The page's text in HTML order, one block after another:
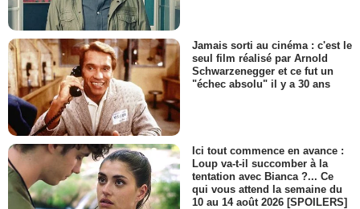
Jamais sorti au cinéma : c'est le
seul film réalisé par Arnold
Schwarzenegger et ce fut un
"échec absolu" il y a 30 ans
Ici tout commence en avance :
Loup va-t-il succomber à la
tentation avec Bianca ?... Ce
qui vous attend la semaine du
10 au 14 août 2026 [SPOILERS]